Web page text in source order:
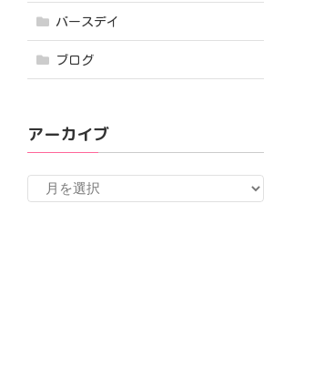
バースデイ
ブログ
アーカイブ